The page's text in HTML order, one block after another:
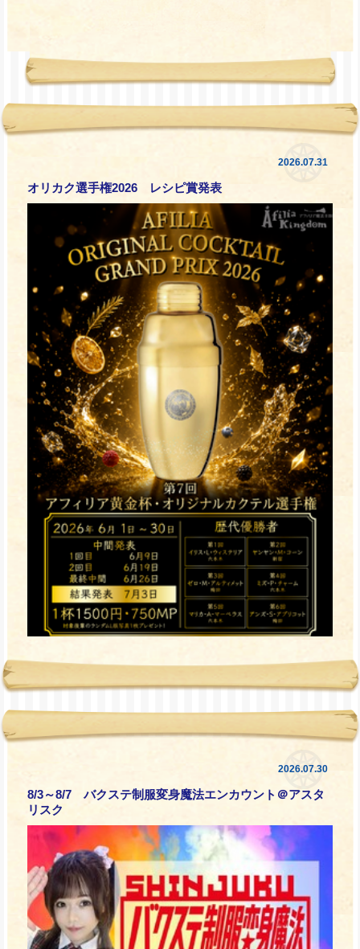
2026.07.31
オリカク選手権2026 レシピ賞発表
2026.07.30
8/3～8/7 バクステ制服変身魔法エンカウント＠アスタ
リスク